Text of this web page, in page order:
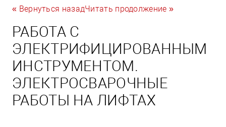
« Вернуться назадЧитать продолжение »
РАБОТА С
ЭЛЕКТРИФИЦИРОВАННЫМ
ИНСТРУМЕНТОМ.
ЭЛЕКТРОСВАРОЧНЫЕ
РАБОТЫ НА ЛИФТАХ